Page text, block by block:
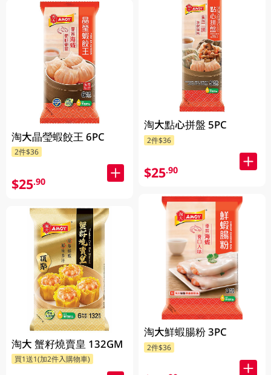
淘大晶瑩蝦餃王 6PC
2件$36
$25.90
淘大 蟹籽燒賣皇 132GM
買1送1(加2件入購物車)
淘大點心拼盤 5PC
2件$36
$25.90
淘大鮮蝦腸粉 3PC
2件$36